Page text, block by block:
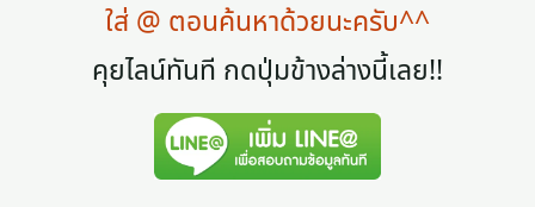
ใส่ @ ตอนค้นหาด้วยนะครับ^^
คุยไลน์ทันที กดปุ่มข้างล่างนี้เลย!!